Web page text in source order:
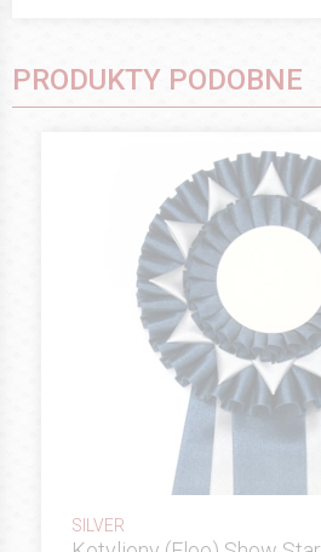
PRODUKTY PODOBNE
SILVER